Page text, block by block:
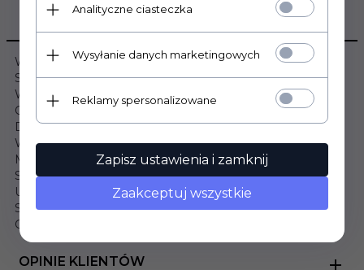
Wymiary:
Szerokość: 52cm
Wysokość: 74cm
Głębokość: 30cm
Dane szczegółowe:
Wybarwienie: Dąb Artisan / Biały laminat
Materiał: Płyta meblowa laminowana
Sposób otwierania: Uchylane ku dołowi
Umywalka: Niewliczona w cenę
Syfon: Niewliczony w cenę
Gwarancja: 24 miesiące
OPINIE KLIENTÓW
Analityczne ciasteczka
Wysyłanie danych marketingowych
Reklamy spersonalizowane
Zapisz ustawienia i zamknij
Zaakceptuj wszystkie